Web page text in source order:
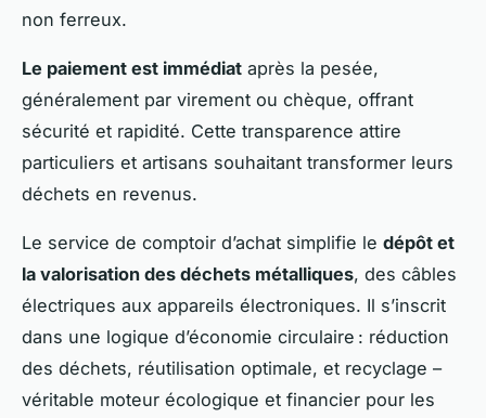
non ferreux.
Le paiement est immédiat après la pesée,
généralement par virement ou chèque, offrant
sécurité et rapidité. Cette transparence attire
particuliers et artisans souhaitant transformer leurs
déchets en revenus.
Le service de comptoir d’achat simplifie le dépôt et
la valorisation des déchets métalliques, des câbles
électriques aux appareils électroniques. Il s’inscrit
dans une logique d’économie circulaire : réduction
des déchets, réutilisation optimale, et recyclage –
véritable moteur écologique et financier pour les